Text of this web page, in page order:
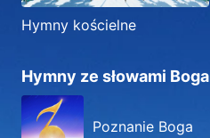
Hymny kościelne
Hymny ze słowami Boga
Poznanie Boga